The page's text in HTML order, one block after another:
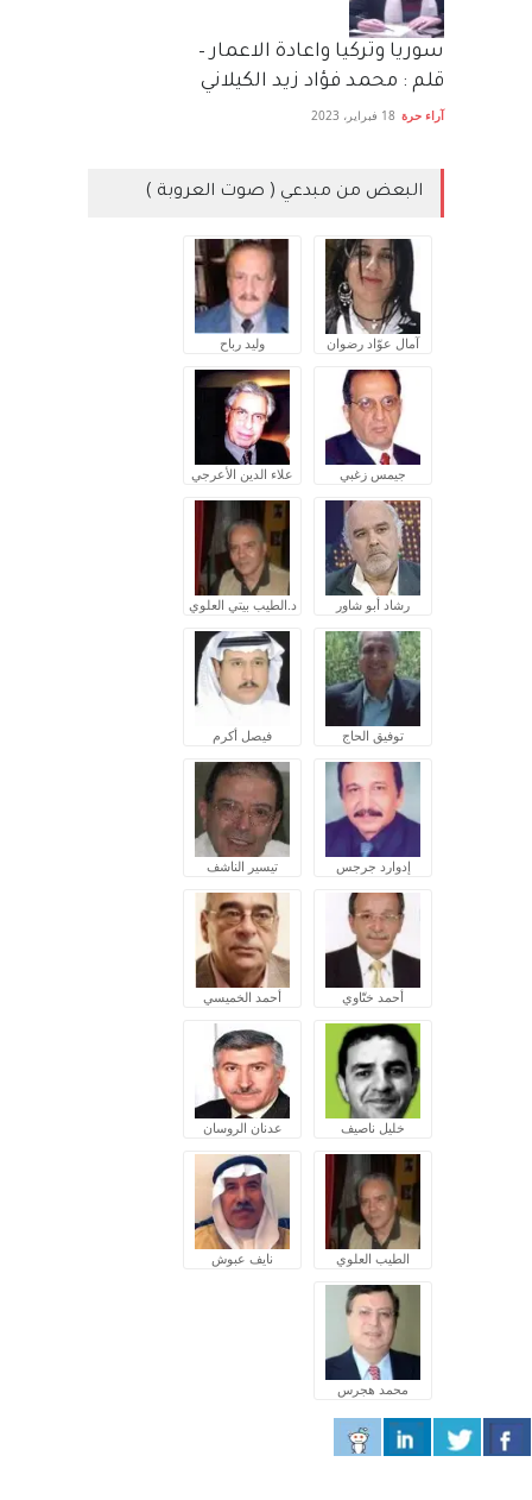
سوريا وتركيا واعادة الاعمار –
قلم : محمد فؤاد زيد الكيلاني
آراء حرة 18 فبراير، 2023
البعض من مبدعي ( صوت العروبة )
آمال عوّاد رضوان وليد رباح
جيمس زغبي علاء الدين الأعرجي
رشاد أبو شاور د.الطيب بيتي العلوي
توفيق الحاج فيصل أكرم
إدوارد جرجس تيسير الناشف
أحمد ختّاوي أحمد الخميسي
خليل ناصيف عدنان الروسان
الطيب العلوي نايف عبوش
محمد هجرس